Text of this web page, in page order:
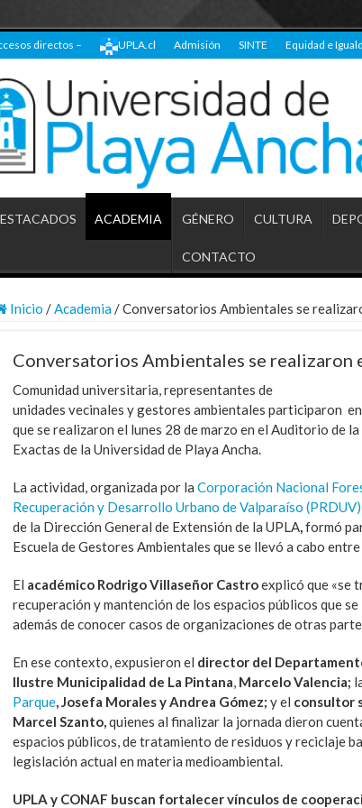
directos – UPLA.cl Admisión SINTE Equidad e
ACADEMIA GÉNERO CULTURA
CONTACTO
Inicio / Academia /Conversatorios Ambientales se
Conversatorios Ambientales se realizaron
Comunidad universitaria, representantes de
unidades vecinales y gestores ambientales participaron
que se realizaron el lunes 28 de marzo en el Auditorio de
Exactas de la Universidad de Playa Ancha.
La actividad, organizada por la Corporación Nacional
Recuperación y Desarrollo Urbano de Valparaíso (PRDUV),
de la Dirección General de Extensión de la UPLA, formó
Escuela de Gestores Ambientales que se llevó a cabo
El académico Rodrigo Villaseñor Castroexplicó que «se
recuperación y mantención de los espacios públicos que
además de conocer casos de organizaciones de otras
En ese contexto, expusieron el director del
Ilustre Municipalidad de La Pintana Marcelo Valencia;
Parque, Josefa Morales y Andrea Gómez; y el consultor
Marcel Szanto, quienes al finalizar la jornada dieron
espacios públicos, de tratamiento de residuos y reciclaje
legislación actual en materia medioambiental.
UPLA y CONAF buscan fortalecer vínculos de